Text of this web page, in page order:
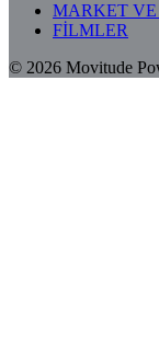
MARKET VE
FİLMLER
© 2026 Movitude